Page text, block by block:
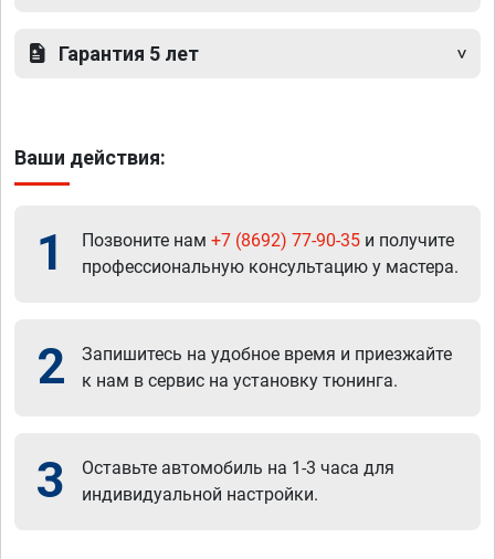
Гарантия 5 лет
Ваши действия:
1 Позвоните нам +7 (8692) 77-90-35 и получите
профессиональную консультацию у мастера.
2
Запишитесь на удобное время и приезжайте
к нам в сервис на установку тюнинга.
3
Оставьте автомобиль на 1-3 часа для
индивидуальной настройки.